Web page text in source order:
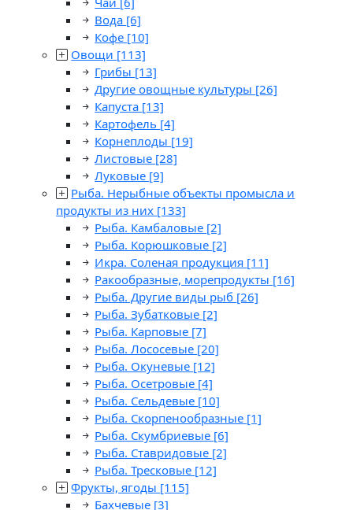
Вода [6]
Кофе [10]
Овощи [113]
Грибы [13]
Другие овощные культуры [26]
Капуста [13]
Картофель [4]
Корнеплоды [19]
Листовые [28]
Луковые [9]
Рыба. Нерыбные объекты промысла и
продукты из них [133]
Рыба. Камбаловые [2]
Рыба. Корюшковые [2]
Икра. Соленая продукция [11]
Ракообразные, морепродукты [16]
Рыба. Другие виды рыб [26]
Рыба. Зубатковые [2]
Рыба. Карповые [7]
Рыба. Лососевые [20]
Рыба. Окуневые [12]
Рыба. Осетровые [4]
Рыба. Сельдевые [10]
Рыба. Скорпенообразные [1]
Рыба. Скумбриевые [6]
Рыба. Ставридовые [2]
Рыба. Тресковые [12]
Фрукты, ягоды [115]
Бахчевые [3]